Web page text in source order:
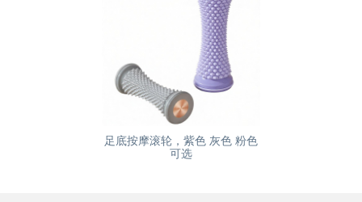
足底按摩滚轮，紫色 灰色 粉色
可选